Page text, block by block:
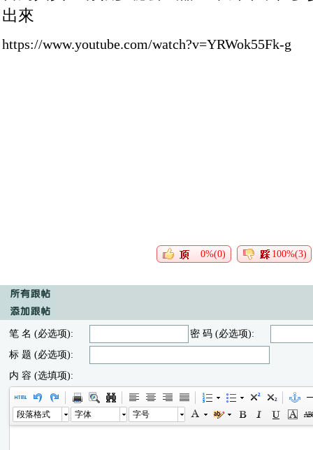
出來
https://www.youtube.com/watch?v=YRWok55Fk-g
0%(0) 100%(3)
笔 名 (必选项):
密 码 (必选项):
标 题 (必选项):
内 容 (选填项):
段落格式 字体 字号